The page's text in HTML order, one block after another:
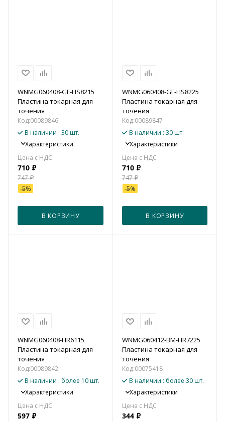
WNMG060408-GF-HS8215
Пластина токарная для
точения
Код:00089846
В наличии : 30 шт.
Характеристики
710 ₽
747₽
-5%
В КОРЗИНУ
WNMG060408-GF-HS8225
Пластина токарная для
точения
Код:00089847
В наличии : 30 шт.
Характеристики
710₽
747₽
-5%
В КОРЗИНУ
WNMG060408-HR6115
Пластина токарная для
точения
Код:00089842
В наличии : более 10 шт.
Характеристики
597 ₽
WNMG060412-BM-HR7225
Пластина токарная для
точения
Код:00075418
В наличии : более 30 шт.
Характеристики
344₽